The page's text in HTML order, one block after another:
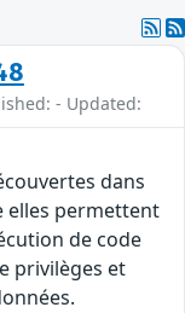
- Updated:
dans
elles permettent
de code
privilèges et